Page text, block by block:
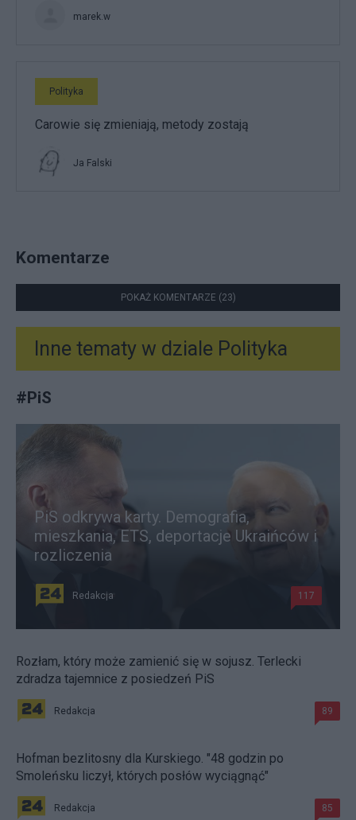
marek.w
Polityka
Carowie się zmieniają, metody zostają
Ja Falski
Komentarze
POKAŻ KOMENTARZE (23)
Inne tematy w dziale Polityka
#PiS
PiS odkrywa karty. Demografia,
mieszkania, ETS, deportacje Ukraińców i
rozliczenia
Redakcja 117
Rozłam, który może zamienić się w sojusz. Terlecki
zdradza tajemnice z posiedzeń PiS
Redakcja 89
Hofman bezlitosny dla Kurskiego. "48 godzin po
Smoleńsku liczył, których posłów wyciągnąć"
Redakcja 85